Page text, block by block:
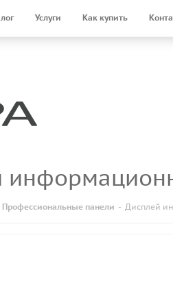
Услуги Как купить
Профессиональные панели - Дисплей